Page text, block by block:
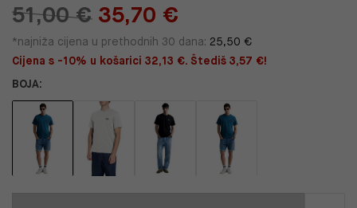
51,00 € 35,70 €
*najniža cijena u prethodnih 30 dana: 25,50 €
Cijena s -10% u košarici 32,13 €. Štediš 3,57 €!
BOJA: